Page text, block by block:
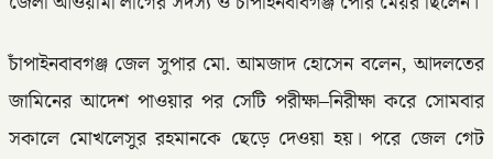
চাঁপাইনবাবগঞ্জ জেল সুপার মো. আমজাদ হোসেন বলেন, আদলতের
জামিনের আদেশ পাওয়ার পর সেটি পরীক্ষা–নিরীক্ষা করে সোমবার
সকালে মোখলেসুর রহমানকে ছেড়ে দেওয়া হয়। পরে জেল গেট